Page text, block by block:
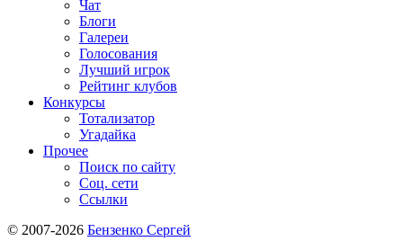
Чат
Блоги
Галереи
Голосования
Лучший игрок
Рейтинг клубов
Конкурсы
Тотализатор
Угадайка
Прочее
Поиск по сайту
Соц. сети
Ссылки
© 2007-2026 Бензенко Сергей